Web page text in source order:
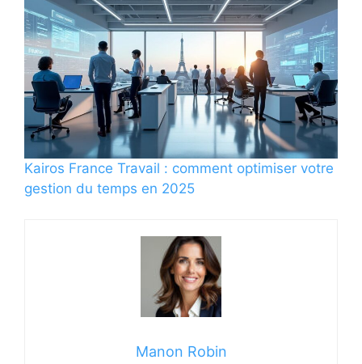
Kairos France Travail : comment optimiser votre
gestion du temps en 2025
Manon Robin